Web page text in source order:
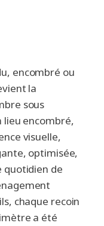
encombré ou
la
sous
lieu encombré,
visuelle,
optimisée,
de
chaque recoin
a été
aussi ?